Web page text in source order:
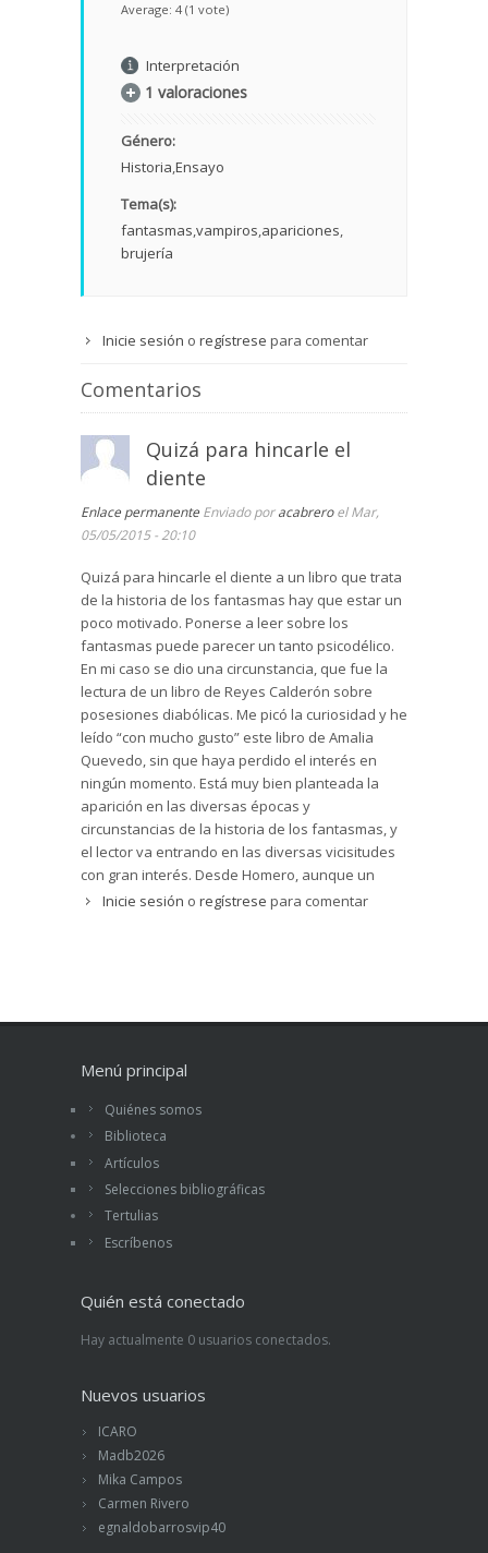
Average: 4 (1 vote)
Interpretación
1 valoraciones
Género:
Historia Ensayo
Tema(s):
fantasmas vampiros apariciones
brujería
Inicie sesión o regístrese para comentar
Comentarios
Quizá para hincarle el
diente
Enlace permanente Enviado poracabreroel Mar,
05/05/2015 - 20:10
Quizá para hincarle el diente a un libro que trata
de la historia de los fantasmas hay que estar un
poco motivado. Ponerse a leer sobre los
fantasmas puede parecer un tanto psicodélico.
En mi caso se dio una circunstancia, que fue la
lectura de un libro de Reyes Calderón sobre
posesiones diabólicas. Me picó la curiosidad y he
leído “con mucho gusto” este libro de Amalia
Quevedo, sin que haya perdido el interés en
ningún momento. Está muy bien planteada la
aparición en las diversas épocas y
circunstancias de la historia de los fantasmas, y
el lector va entrando en las diversas vicisitudes
con gran interés. Desde Homero, aunque un
poco forzado hablar de fantasmas en la bajada
Inicie sesión o regístrese para comentar
Menú principal
Quiénes somos
Biblioteca
Artículos
Selecciones bibliográficas
Tertulias
Escríbenos
Quién está conectado
Hay actualmente 0 usuarios conectados.
Nuevos usuarios
ICARO
Madb2026
Mika Campos
Carmen Rivero
egnaldobarrosvip40